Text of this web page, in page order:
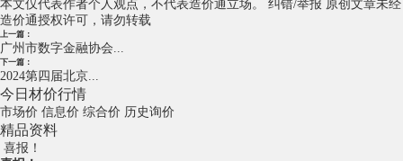
本文仅代表作者个人观点，不代表造价通立场。 纠错/举报 原创文章未经
造价通授权许可，请勿转载
上一篇：
广州市数字金融协会...
下一篇：
2024第四届北京...
今日材价行情
市场价 信息价 综合价 历史询价
精品资料
喜报！